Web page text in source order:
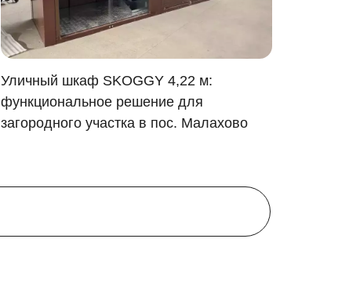
Уличный шкаф SKOGGY 4,22 м:
функциональное решение для
загородного участка в пос. Малахово